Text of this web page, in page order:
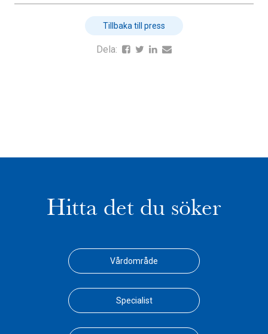
Tillbaka till press
Dela:
Hitta det du söker
Vårdområde
Specialist